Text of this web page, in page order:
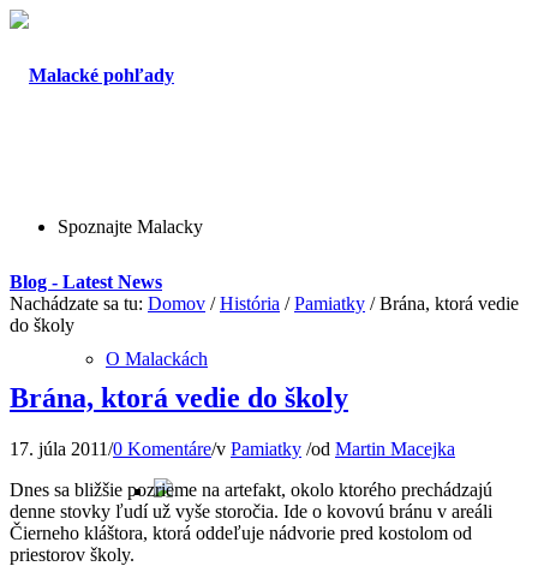
Spoznajte Malacky
O Malackách
Blog - Latest News
Nachádzate sa tu: Domov / História / Pamiatky / Brána, ktorá vedie
do školy
Brána, ktorá vedie do školy
17. júla 2011/0 Komentáre/v Pamiatky /od Martin Macejka
Dnes sa bližšie pozrieme na artefakt, okolo ktorého prechádzajú
denne stovky ľudí už vyše storočia. Ide o kovovú bránu v areáli
Čierneho kláštora, ktorá oddeľuje nádvorie pred kostolom od
priestorov školy.